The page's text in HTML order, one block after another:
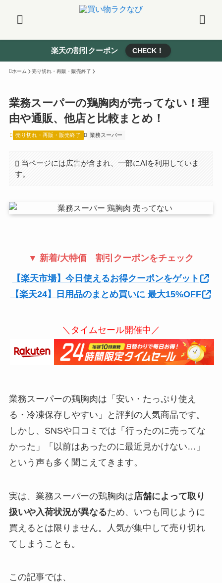
楽天の割引クーポン CHECK！
ホーム 売り切れ・再販・販売終了
業務スーパーの鶏胸肉が売ってない！理
由や通販、他店と比較まとめ！
売り切れ・再販・販売終了 業務スーパー
当ページには広告が含まれ、一部にAIを利用していま
す。
▼ 新着/大特価 割引クーポンをチェック
【楽天市場】今日使えるお得クーポンをゲット
【楽天24】日用品のまとめ買いに 最大15%OFF
＼タイムセール開催中／
業務スーパーの鶏胸肉は「安い・たっぷり使え
る・冷凍保存しやすい」と評判の人気商品です。
しかし、SNSや口コミでは「行ったのに売ってな
かった」「以前はあったのに最近見かけない…」
という声も多く聞こえてきます。
実は、業務スーパーの鶏胸肉は店舗によって取り
扱いや入荷状況が異なるため、いつも同じように
買えるとは限りません。人気が集中して売り切れ
てしまうことも。
この記事では、